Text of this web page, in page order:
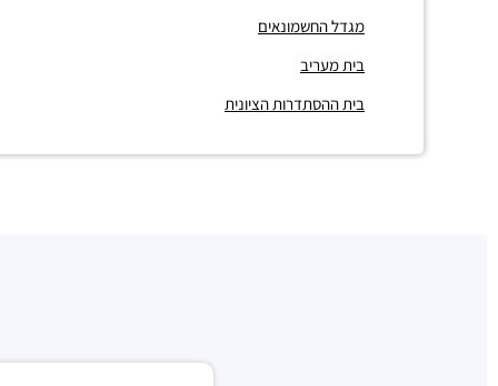
מגדל החשמונאים
בית מעריב
בית ההסתדרות הציונית